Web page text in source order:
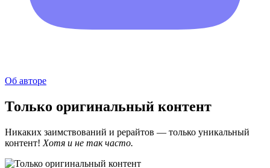
Об авторе
Только оригинальный контент
Никаких заимствований и рерайтов — только уникальный
контент! Хотя и не так часто.